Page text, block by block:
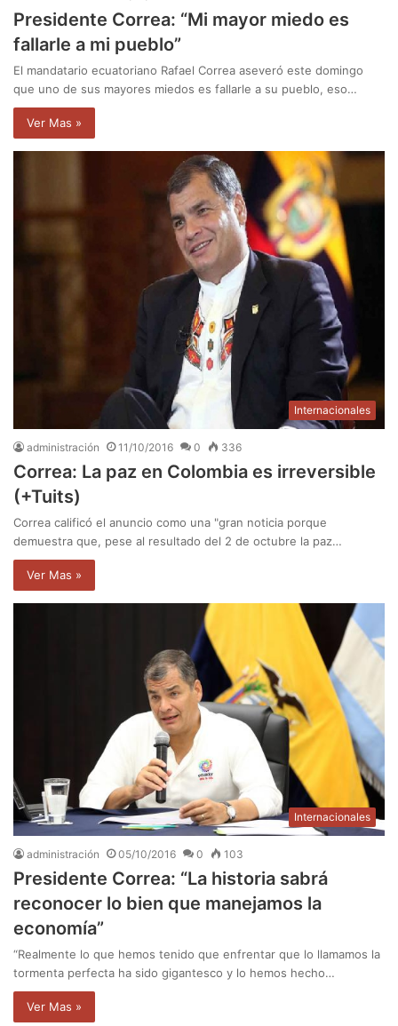
Presidente Correa: “Mi mayor miedo es
fallarle a mi pueblo”
El mandatario ecuatoriano Rafael Correa aseveró este domingo
que uno de sus mayores miedos es fallarle a su pueblo, eso…
Ver Mas »
Internacionales
administración 11/10/2016 0 336
Correa: La paz en Colombia es irreversible
(+Tuits)
Correa calificó el anuncio como una "gran noticia porque
demuestra que, pese al resultado del 2 de octubre la paz…
Ver Mas »
Internacionales
administración 05/10/2016 0 103
Presidente Correa: “La historia sabrá
reconocer lo bien que manejamos la
economía”
“Realmente lo que hemos tenido que enfrentar que lo llamamos la
tormenta perfecta ha sido gigantesco y lo hemos hecho…
Ver Mas »